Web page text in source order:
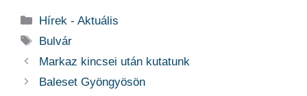
Kategória
Hírek - Aktuális
Címkék
Bulvár
Markaz kincsei után kutatunk
Baleset Gyöngyösön